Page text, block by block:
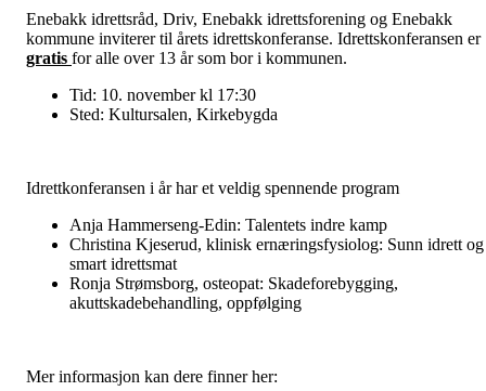
Enebakk idrettsråd, Driv, Enebakk idrettsforening og Enebakk
kommune inviterer til årets idrettskonferanse. Idrettskonferansen er
gratis for alle over 13 år som bor i kommunen.
Tid: 10. november kl 17:30
Sted: Kultursalen, Kirkebygda
Idrettkonferansen i år har et veldig spennende program
Anja Hammerseng-Edin: Talentets indre kamp
Christina Kjeserud, klinisk ernæringsfysiolog: Sunn idrett og
smart idrettsmat
Ronja Strømsborg, osteopat: Skadeforebygging,
akuttskadebehandling, oppfølging
Mer informasjon kan dere finner her: